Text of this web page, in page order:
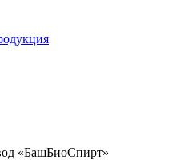
«БашБиоСпирт»